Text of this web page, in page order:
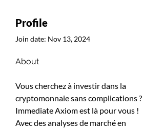
Profile
Join date: Nov 13, 2024
About
Vous cherchez à investir dans la
cryptomonnaie sans complications ?
Immediate Axiom est là pour vous !
Avec des analyses de marché en